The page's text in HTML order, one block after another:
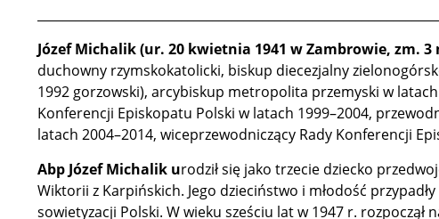
Józef Michalik (ur. 20 kwietnia 1941 w Zambrowie, zm. 3
duchowny rzymskokatolicki, biskup diecezjalny
1992 gorzowski), arcybiskup metropolita przemyski w
Konferencji Episkopatu Polski w latach 1999–2004,
latach 2004–2014, wiceprzewodniczący Rady Konferencji
Abp Józef Michalik urodził się jako trzecie dziecko
Wiktorii z Karpińskich. Jego dzieciństwo i młodość
sowietyzacji Polski. W wieku sześciu lat w 1947 r. rozpoczął